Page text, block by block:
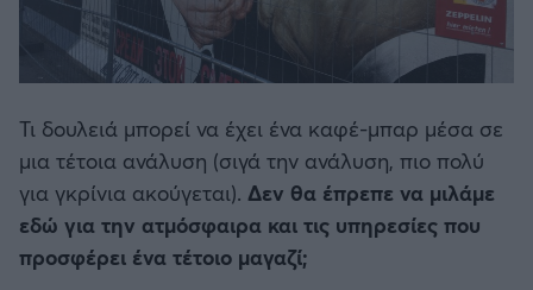
Τι δουλειά μπορεί να έχει ένα καφέ-μπαρ μέσα σε
μια τέτοια ανάλυση (σιγά την ανάλυση, πιο πολύ
για γκρίνια ακούγεται). Δεν θα έπρεπε να μιλάμε
εδώ για την ατμόσφαιρα και τις υπηρεσίες που
προσφέρει ένα τέτοιο μαγαζί;